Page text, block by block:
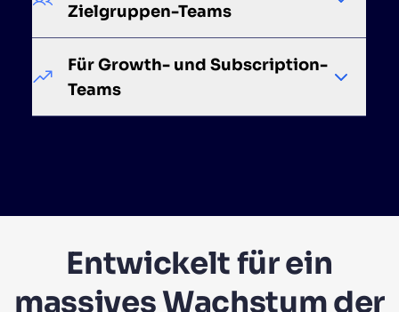
Zielgruppen-Teams
Für Growth- und Subscription-
Teams
Entwickelt für ein
massives Wachstum der